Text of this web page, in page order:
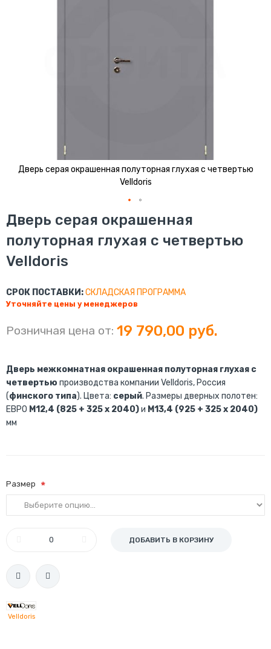
Дверь серая окрашенная полуторная глухая с четвертью
Velldoris
Перейти
к
началу
галереи
изображений
Дверь серая окрашенная
полуторная глухая с четвертью
Velldoris
СРОК ПОСТАВКИ:СКЛАДСКАЯ ПРОГРАММА
Уточняйте цены у менеджеров
Розничная цена от: 19 790,00 руб.
Дверь межкомнатная окрашенная полуторная глухая с
четвертью производства компании Velldoris, Россия
(финского типа). Цвета: серый. Размеры дверных полотен:
ЕВРО М12,4 (825 + 325 х 2040)и М13,4 (925 + 325 х 2040)
мм
Размер
ДОБАВИТЬ В КОРЗИНУ
Velldoris